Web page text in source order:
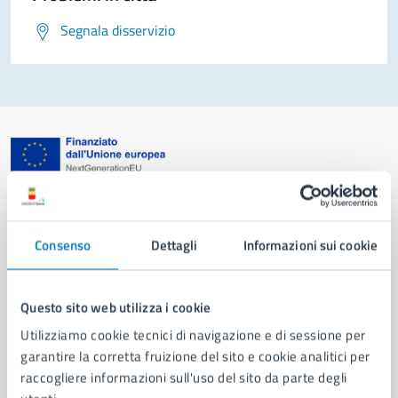
Consenso Dettagli Informazioni sui cookie
Questo sito web utilizza i cookie
Utilizziamo cookie tecnici di navigazione e di sessione per
garantire la corretta fruizione del sito e cookie analitici per
raccogliere informazioni sull'uso del sito da parte degli
Segnala disservizio
Organi di governo
Municipalità
Uffici
Enti e fondazioni
Politici